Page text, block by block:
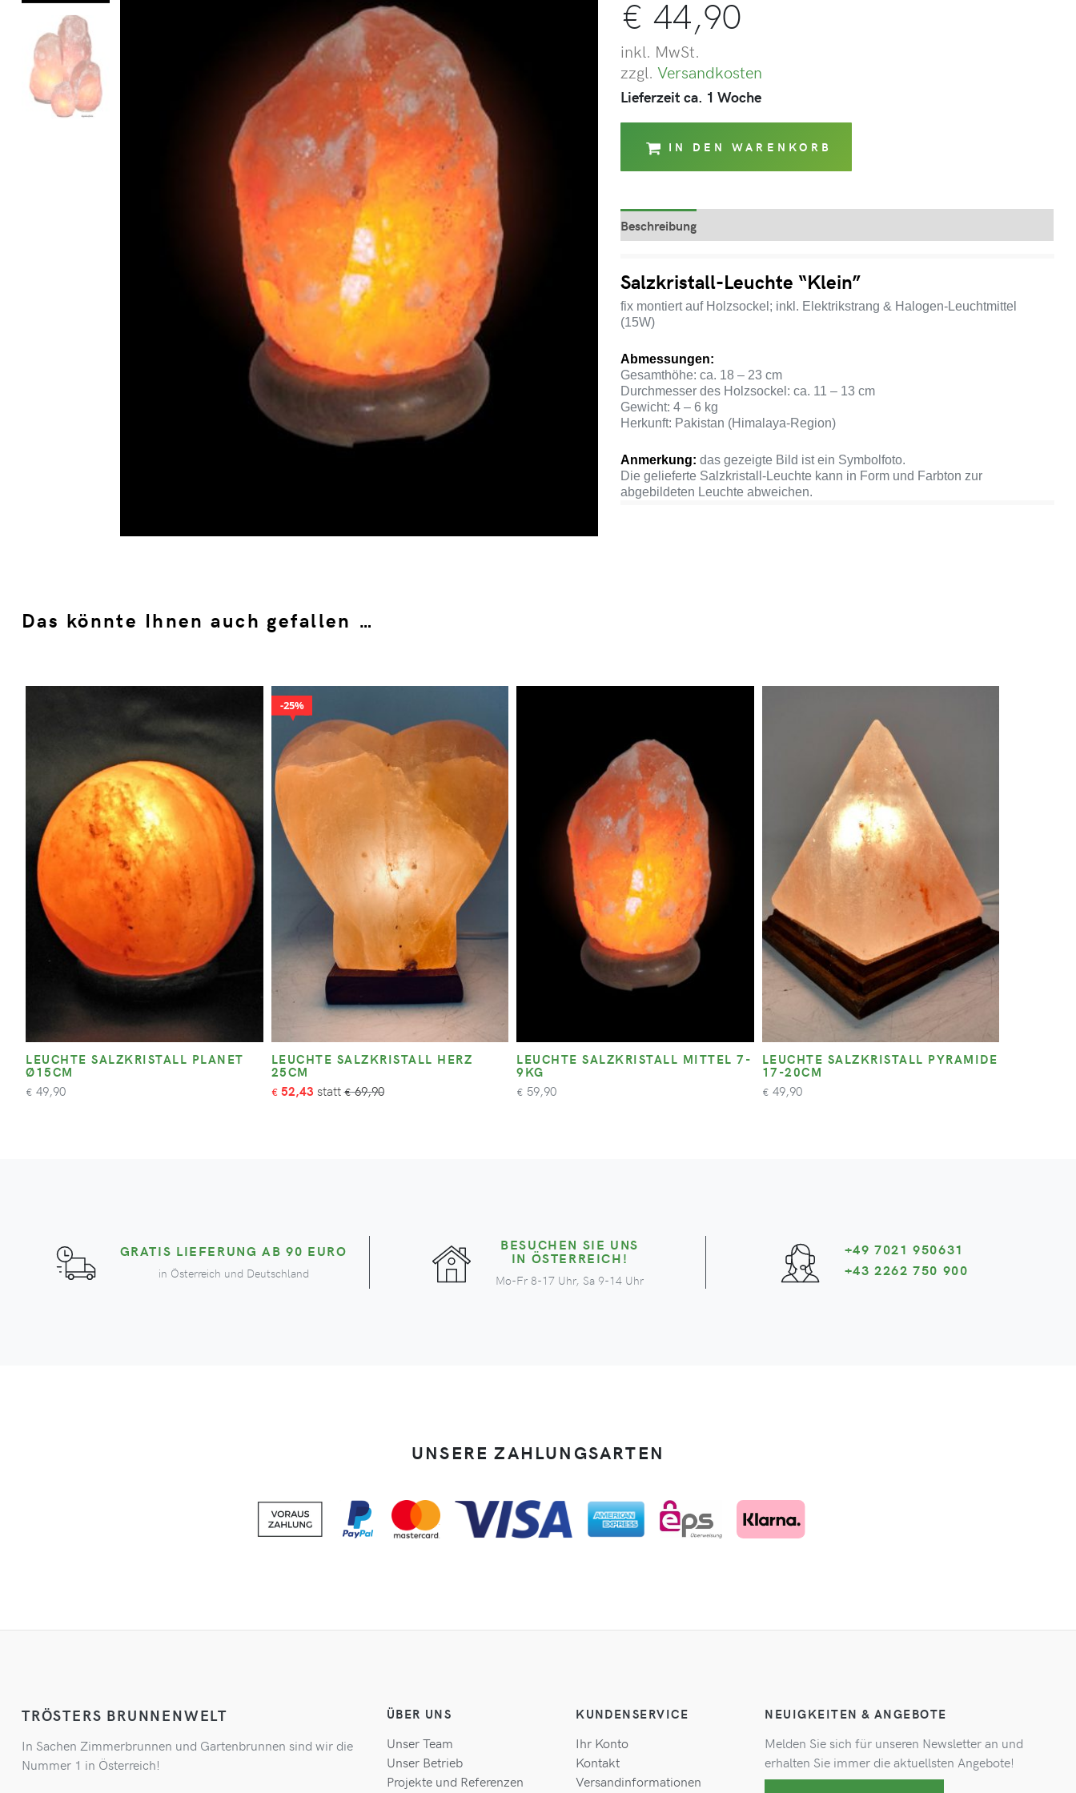
€ 44,90
inkl. MwSt.
zzgl.Versandkosten
Lieferzeit ca. 1 Woche
IN DEN WARENKORB
Beschreibung
Salzkristall-Leuchte “Klein”
fix montiert auf Holzsockel; inkl. Elektrikstrang & Halogen-Leuchtmittel
(15W)
Abmessungen:
Gesamthöhe: ca. 18 – 23 cm
Durchmesser des Holzsockel: ca. 11 – 13 cm
Gewicht: 4 – 6 kg
Herkunft: Pakistan (Himalaya-Region)
Anmerkung: das gezeigte Bild ist ein Symbolfoto.
Die gelieferte Salzkristall-Leuchte kann in Form und Farbton zur
abgebildeten Leuchte abweichen.
Das könnte Ihnen auch gefallen …
LEUCHTE SALZKRISTALL PLANET
Ø15CM
€ 49,90
25%
LEUCHTE SALZKRISTALL HERZ
25CM
€52,43 €69,90
LEUCHTE SALZKRISTALL MITTEL 7-
9KG
€ 59,90
LEUCHTE SALZKRISTALL PYRAMIDE
17-20CM
€ 49,90
GRATIS LIEFERUNG AB 90 EURO
in Österreich und Deutschland
BESUCHEN SIE UNS
IN ÖSTERREICH!
Mo-Fr 8-17 Uhr, Sa 9-14 Uhr
+49 7021 950631
+43 2262 750 900
UNSERE ZAHLUNGSARTEN
TRÖSTERS BRUNNENWELT
In Sachen Zimmerbrunnen und Gartenbrunnen sind wir die
Nummer 1 in Österreich!
ÜBER UNS
Unser Team
Unser Betrieb
Projekte und Referenzen
KUNDENSERVICE
Ihr Konto
Kontakt
Versandinformationen
NEUIGKEITEN & ANGEBOTE
Melden Sie sich für unseren Newsletter an und
erhalten Sie immer die aktuellsten Angebote!